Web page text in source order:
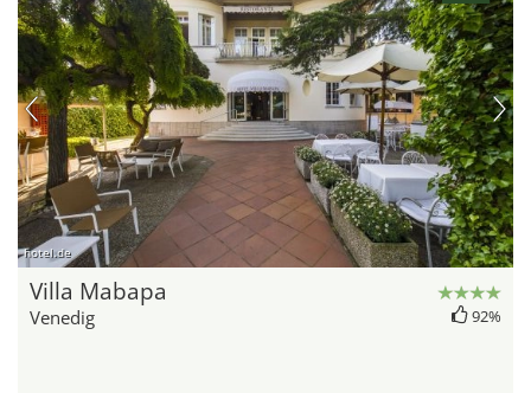
hotel.de
Villa Mabapa
Venedig 92%